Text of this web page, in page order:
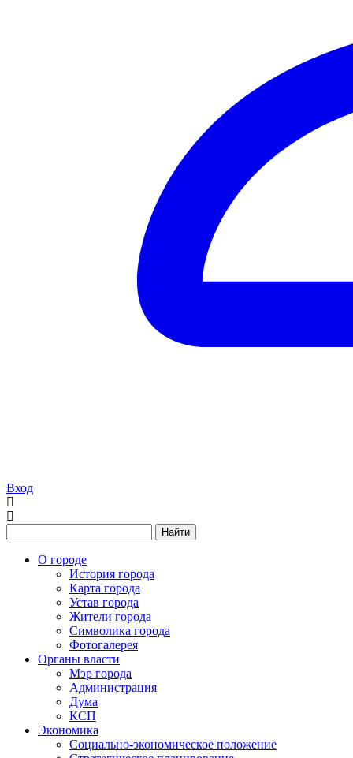
Вход
Найти
О городе
История города
Карта города
Устав города
Жители города
Символика города
Фотогалерея
Органы власти
Мэр города
Администрация
Дума
КСП
Экономика
Социально-экономическое положение